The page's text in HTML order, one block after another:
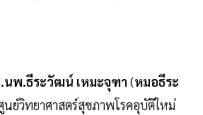
นพ.ธีระวัฒน์ เหมะจุฑา (หมอธีระ
นย์วิทยาศาสตร์สุขภาพโรคอุบัติใหม่